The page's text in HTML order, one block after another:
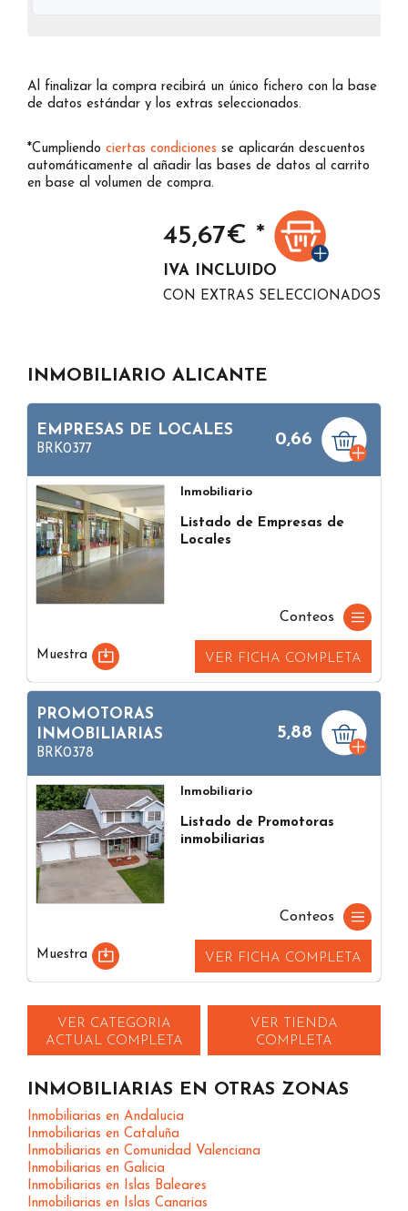
Al finalizar la compra recibirá un único fichero con la base
de datos estándar y los extras seleccionados.
*Cumpliendo ciertas condiciones se aplicarán descuentos
automáticamente al añadir las bases de datos al carrito
en base al volumen de compra.
45,67€ *
IVA INCLUIDO
CON EXTRAS SELECCIONADOS
INMOBILIARIO ALICANTE
EMPRESAS DE LOCALES
BRK0377
0,66
Inmobiliario
Listado de Empresas de
Locales
Conteos
Muestra VER FICHA COMPLETA
PROMOTORAS
INMOBILIARIAS
BRK0378
5,88
Inmobiliario
Listado de Promotoras
inmobiliarias
Conteos
Muestra VER FICHA COMPLETA
VER CATEGORIA
ACTUAL COMPLETA
VER TIENDA
COMPLETA
INMOBILIARIAS EN OTRAS ZONAS
Inmobiliarias en Andalucia
Inmobiliarias en Cataluña
Inmobiliarias en Comunidad Valenciana
Inmobiliarias en Galicia
Inmobiliarias en Islas Baleares
Inmobiliarias en Islas Canarias